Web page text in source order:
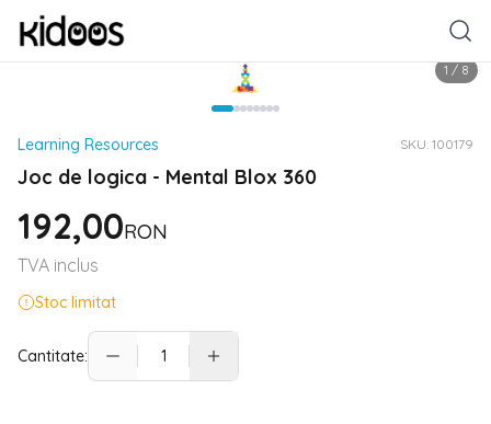
1 / 8
Learning Resources SKU: 100179
Joc de logica - Mental Blox 360
192,00RON
TVA inclus
Stoc limitat
Cantitate: